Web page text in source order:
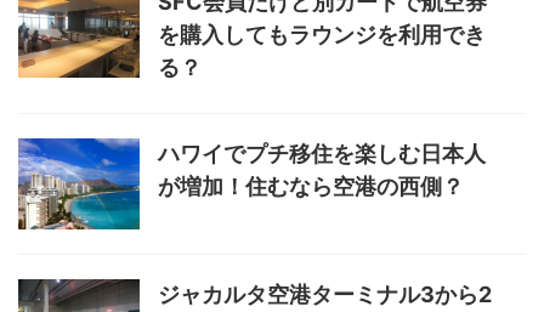
を購入してもラウンジを利用でき
る？
ハワイでプチ移住を楽しむ日本人
が増加！住むなら空港の西側？
ジャカルタ空港ターミナル3から2